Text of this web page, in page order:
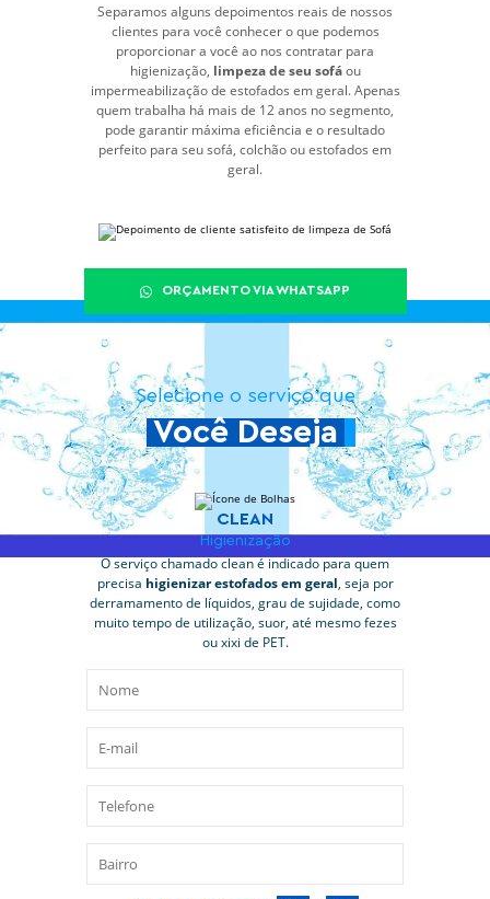
Separamos alguns depoimentos reais de nossos
clientes para você conhecer o que podemos
proporcionar a você ao nos contratar para
higienização, limpeza de seu sofáou
impermeabilização de estofados em geral. Apenas
quem trabalha há mais de 12 anos no segmento,
pode garantir máxima eficiência e o resultado
perfeito para seu sofá, colchão ou estofados em
geral.
ORÇAMENTO VIA WHATSAPP
Selecione o serviço que
Você Deseja
CLEAN
Higienização
O serviço chamado clean é indicado para quem
precisa higienizar estofados em geral, seja por
derramamento de líquidos, grau de sujidade, como
muito tempo de utilização, suor, até mesmo fezes
ou xixi de PET.